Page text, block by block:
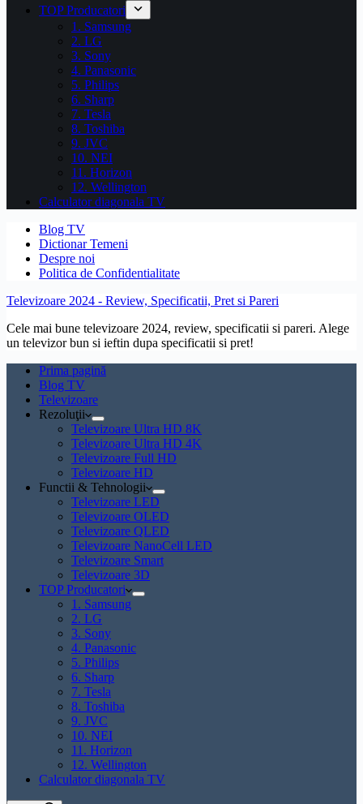
TOP Producatori
1. Samsung
2. LG
3. Sony
4. Panasonic
5. Philips
6. Sharp
7. Tesla
8. Toshiba
9. JVC
10. NEI
11. Horizon
12. Wellington
Calculator diagonala TV
Blog TV
Dictionar Temeni
Despre noi
Politica de Confidentialitate
Televizoare 2024 - Review, Specificatii, Pret si Pareri
Cele mai bune televizoare 2024, review, specificatii si pareri. Alege
un televizor bun si ieftin dupa specificatii si pret!
Prima pagină
Blog TV
Televizoare
Rezoluţii
Televizoare Ultra HD 8K
Televizoare Ultra HD 4K
Televizoare Full HD
Televizoare HD
Functii & Tehnologii
Televizoare LED
Televizoare OLED
Televizoare QLED
Televizoare NanoCell LED
Televizoare Smart
Televizoare 3D
TOP Producatori
1. Samsung
2. LG
3. Sony
4. Panasonic
5. Philips
6. Sharp
7. Tesla
8. Toshiba
9. JVC
10. NEI
11. Horizon
12. Wellington
Calculator diagonala TV